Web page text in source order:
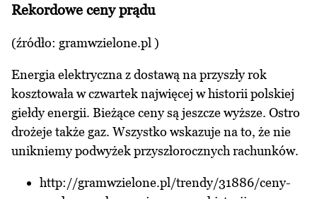
Rekordowe ceny prądu
(źródło: gramwzielone.pl )
Energia elektryczna z dostawą na przyszły rok
kosztowała w czwartek najwięcej w historii polskiej
giełdy energii. Bieżące ceny są jeszcze wyższe. Ostro
drożeje także gaz. Wszystko wskazuje na to, że nie
unikniemy podwyżek przyszłorocznych rachunków.
http://gramwzielone.pl/trendy/31886/ceny-